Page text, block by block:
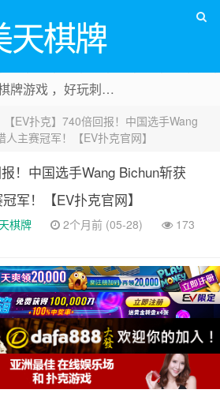
天棋牌
美天棋牌，最好玩的棋牌游戏 ，好玩刺激可以赚Money，传送门：
【EV扑克】740倍回报！中国选手Wang
主赛冠军！【EV扑克官网】
报！中国选手Wang Bichun斩获
军！【EV扑克官网】
棋牌 2个月前 (05-28)
173